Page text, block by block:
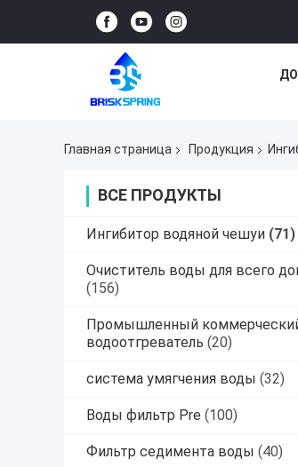
Главная страница Продукция
ВСЕ ПРОДУКТЫ
Ингибитор водяной чешуи (71)
Очиститель воды для всего
(156)
Промышленный
водоотгреватель (20)
система умягчения воды (32)
Воды фильтр Pre (100)
Фильтр седимента воды (40)